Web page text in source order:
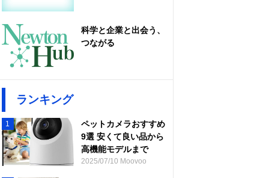
科学と企業と出会う、
つながる
ランキング
1
ペットカメラおすすめ
9選 安くて良い品から
高機能モデルまで
2025/07/10 Moovoo